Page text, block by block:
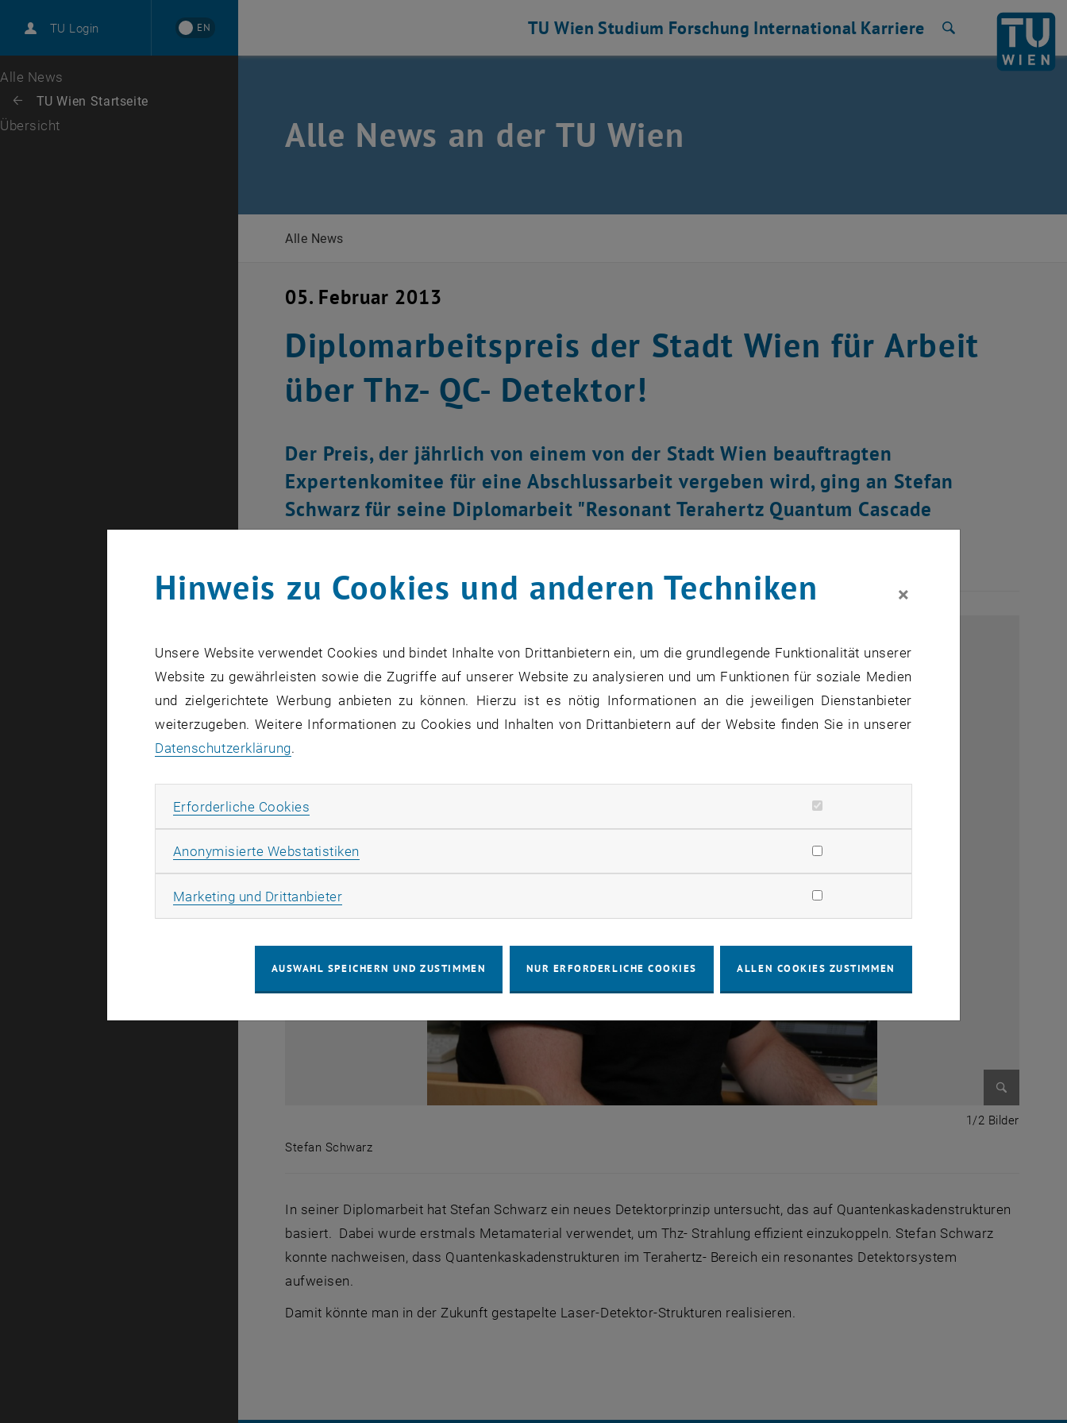
TU Login EN
Karriere
Zur 1. Menü Ebene
Alle News
Zurück: Subseiten von TU Wien Startseite auflisten
Zurück zur letzten Ebene:
TU Wien Startseite
Übersicht
TU Wien Studium Forschung International Karriere
Alle News an der TU Wien
Alle News
05. Februar 2013
Diplomarbeitspreis der Stadt Wien für Arbeit
über Thz- QC- Detektor!
Der Preis, der jährlich von einem von der Stadt Wien beauftragten
Expertenkomitee für eine Abschlussarbeit vergeben wird, ging an Stefan
Schwarz für seine Diplomarbeit "Resonant Terahertz Quantum Cascade
Detector" am Institut für Photonik. Wir gratulieren!
Bild
1/2 Bilder
Stefan Schwarz
In seiner Diplomarbeit hat Stefan Schwarz ein neues Detektorprinzip untersucht, das auf Quantenkaskadenstrukturen
basiert. Dabei wurde erstmals Metamaterial verwendet, um Thz- Strahlung effizient einzukoppeln. Stefan Schwarz
konnte nachweisen, dass Quantenkaskadenstrukturen im Terahertz- Bereich ein resonantes Detektorsystem
aufweisen.
Damit könnte man in der Zukunft gestapelte Laser-Detektor-Strukturen realisieren.
Hinweis zu Cookies und anderen Techniken ×
Unsere Website verwendet Cookies und bindet Inhalte von Drittanbietern ein, um die grundlegende Funktionalität unserer
Website zu gewährleisten sowie die Zugriffe auf unserer Website zu analysieren und um Funktionen für soziale Medien
und zielgerichtete Werbung anbieten zu können. Hierzu ist es nötig Informationen an die jeweiligen Dienstanbieter
weiterzugeben. Weitere Informationen zu Cookies und Inhalten von Drittanbietern auf der Website finden Sie in unserer
Datenschutzerklärung.
Erforderliche Cookies
Anonymisierte Webstatistiken
Marketing und DrittanbieterMarketing Cookies zulassen
AUSWAHL SPEICHERN UND ZUSTIMMEN NUR ERFORDERLICHE COOKIES ALLEN COOKIES ZUSTIMMEN